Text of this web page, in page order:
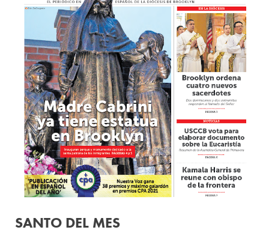
SANTO DEL MES